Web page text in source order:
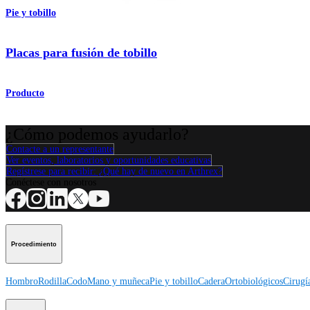
Pie y tobillo
Placas para fusión de tobillo
Producto
Contacte a un representante
Ver eventos, laboratorios y oportunidades educativas
Regístrese para recibir: ¿Qué hay de nuevo en Arthrex?
Procedimiento
HombroRodillaCodoMano y muñecaPie y tobilloCaderaOrtobiológicos